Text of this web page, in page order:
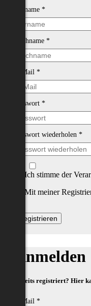
Vorname *
Nachname *
E-Mail *
Passwort *
Passwort wiederholen *
Ich stimme der
Mit meiner
Anmelden
Bereits registriert? Hier
E-Mail *